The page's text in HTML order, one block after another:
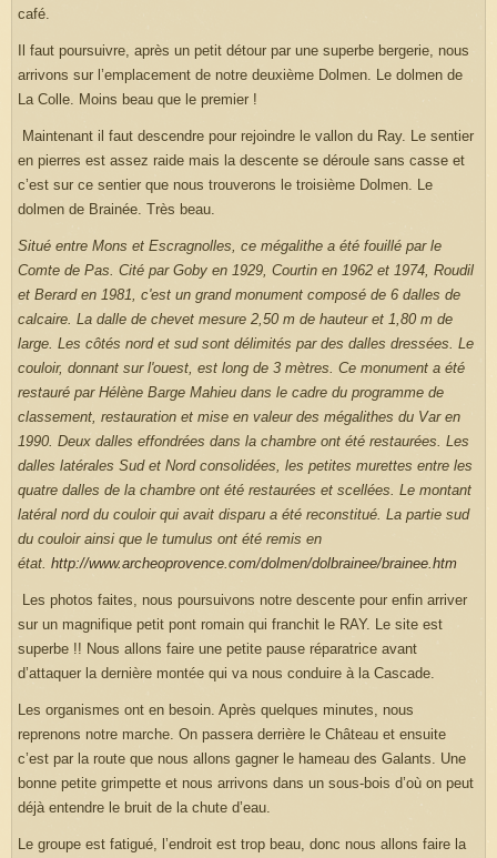
café.
Il faut poursuivre, après un petit détour par une superbe bergerie, nous
arrivons sur l’emplacement de notre deuxième Dolmen. Le dolmen de
La Colle. Moins beau que le premier !
Maintenant il faut descendre pour rejoindre le vallon du Ray. Le sentier
en pierres est assez raide mais la descente se déroule sans casse et
c’est sur ce sentier que nous trouverons le troisième Dolmen. Le
dolmen de Brainée. Très beau.
Situé entre Mons et Escragnolles, ce mégalithe a été fouillé par le
Comte de Pas. Cité par Goby en 1929, Courtin en 1962 et 1974, Roudil
et Berard en 1981, c'est un grand monument composé de 6 dalles de
calcaire. La dalle de chevet mesure 2,50 m de hauteur et 1,80 m de
large. Les côtés nord et sud sont délimités par des dalles dressées. Le
couloir, donnant sur l'ouest, est long de 3 mètres. Ce monument a été
restauré par Hélène Barge Mahieu dans le cadre du programme de
classement, restauration et mise en valeur des mégalithes du Var en
1990. Deux dalles effondrées dans la chambre ont été restaurées. Les
dalles latérales Sud et Nord consolidées, les petites murettes entre les
quatre dalles de la chambre ont été restaurées et scellées. Le montant
latéral nord du couloir qui avait disparu a été reconstitué. La partie sud
du couloir ainsi que le tumulus ont été remis en
état. http://www.archeoprovence.com/dolmen/dolbrainee/brainee.htm
Les photos faites, nous poursuivons notre descente pour enfin arriver
sur un magnifique petit pont romain qui franchit le RAY. Le site est
superbe !! Nous allons faire une petite pause réparatrice avant
d’attaquer la dernière montée qui va nous conduire à la Cascade.
Les organismes ont en besoin. Après quelques minutes, nous
reprenons notre marche. On passera derrière le Château et ensuite
c’est par la route que nous allons gagner le hameau des Galants. Une
bonne petite grimpette et nous arrivons dans un sous-bois d’où on peut
déjà entendre le bruit de la chute d’eau.
Le groupe est fatigué, l’endroit est trop beau, donc nous allons faire la